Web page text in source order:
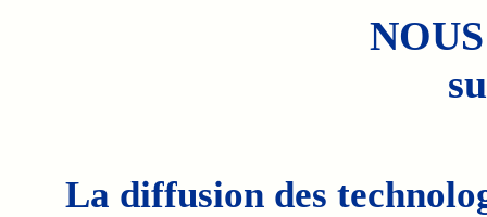
La diffusion des